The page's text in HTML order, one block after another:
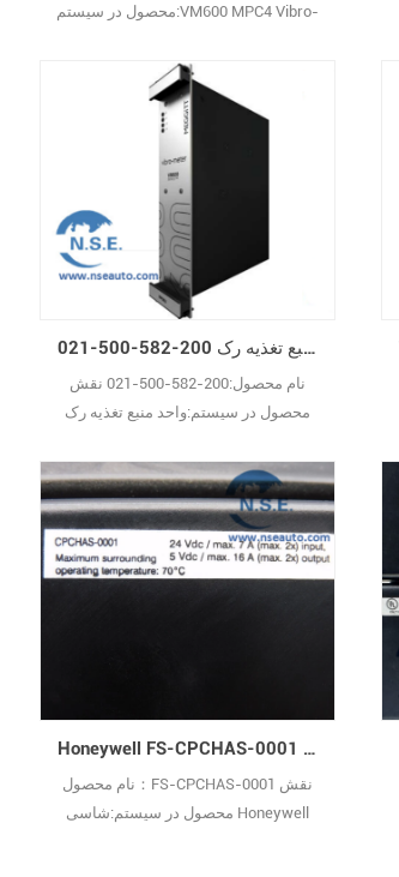
محصول در سیستم:VM600 MPC4 Vibro-
VM600 MPC4 (200-510-070-112) یک
کارت حفاظت از ماشین‌آلات با عملکرد بالا
است که توسط Meggitt Vibro-Meter
توسعه یافته و برای استفاده در سیستم
حفاظت از ماشین‌آلات VM600 طراحی
شده است. س: VIBRO-METER VM600
MPC4 200-510-070-112 چیست؟ پ: این
یک کارت حفاظت از ما29
واحد منبع تغذیه رک 200-582-500-021 RPS6U VM600 P/N
نام محصول:200-582-500-021 نقش
محصول در سیستم:واحد منبع تغذیه رک
یا دو منبع تغذیه رک VM600Mk2/VM600
RPS6U را می‌توان در رک سیستم
VM600Mk2/VM600 ABE04x نصب کرد.
سؤال: Vibro-meter 200-582-500-021
چیست؟ پاسخ: این محصول همچنین با نام
Honeywell FS-CPCHAS-0001 شاسی برای پردازنده کنترل
نام محصول：FS-CPCHAS-0001 نقش
محصول در سیستم:شاسی Honeywell